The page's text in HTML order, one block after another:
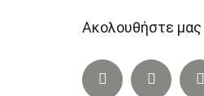
Ακολουθήστε μας